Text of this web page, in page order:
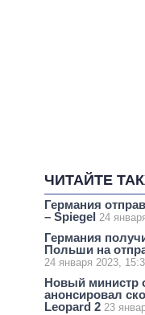
ЧИТАЙТЕ
Германия
– Spiegel 24
Германия
Польши на
24 января 2023,
Новый министр
анонсировал
Leopard 2 23